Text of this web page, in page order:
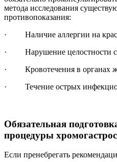
метода исследования
противопоказания:
· Наличие аллергии на
· Нарушение целостности
· Кровотечения в органах
· Течение острых
Обязательная
процедуры
Если пренебрегать